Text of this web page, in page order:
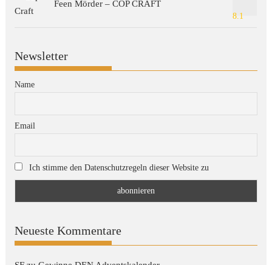
Feen Mörder – COP CRAFT
8.1
Newsletter
Name
Email
Ich stimme den Datenschutzregeln dieser Website zu
Neueste Kommentare